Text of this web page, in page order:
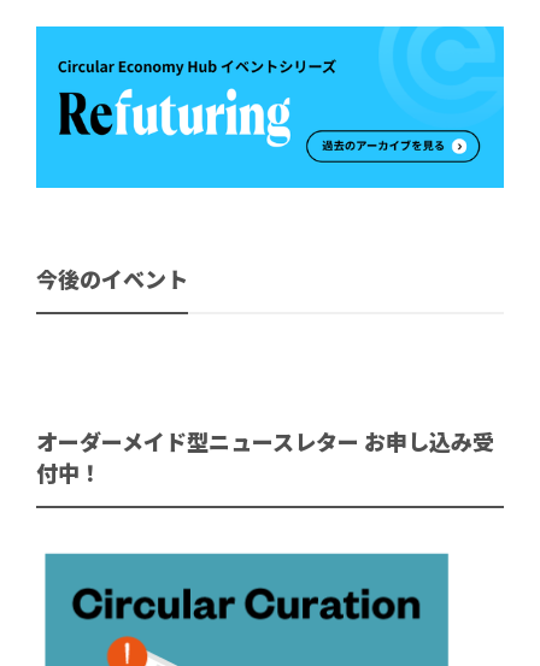
今後のイベント
オーダーメイド型ニュースレター お申し込み受
付中！